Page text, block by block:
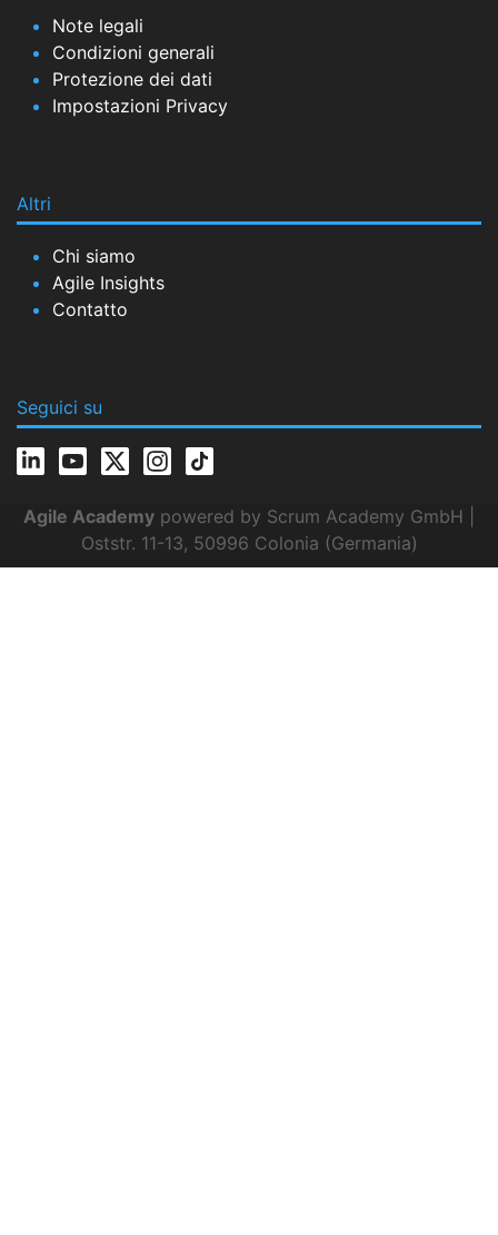
Note legali
Condizioni generali
Protezione dei dati
Impostazioni Privacy
Altri
Chi siamo
Agile Insights
Contatto
Seguici su
Agile Academy powered by Scrum Academy GmbH |
Oststr. 11-13, 50996 Colonia (Germania)